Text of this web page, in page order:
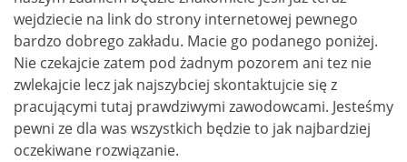
wejdziecie na link do strony internetowej pewnego
bardzo dobrego zakładu. Macie go podanego poniżej.
Nie czekajcie zatem pod żadnym pozorem ani tez nie
zwlekajcie lecz jak najszybciej skontaktujcie się z
pracującymi tutaj prawdziwymi zawodowcami. Jesteśmy
pewni ze dla was wszystkich będzie to jak najbardziej
oczekiwane rozwiązanie.